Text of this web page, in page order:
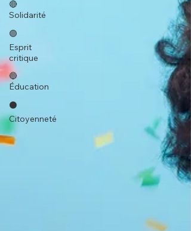
🔴
Solidarité
🟣
Esprit
critique
🔵
Éducation
⚫️
Citoyenneté